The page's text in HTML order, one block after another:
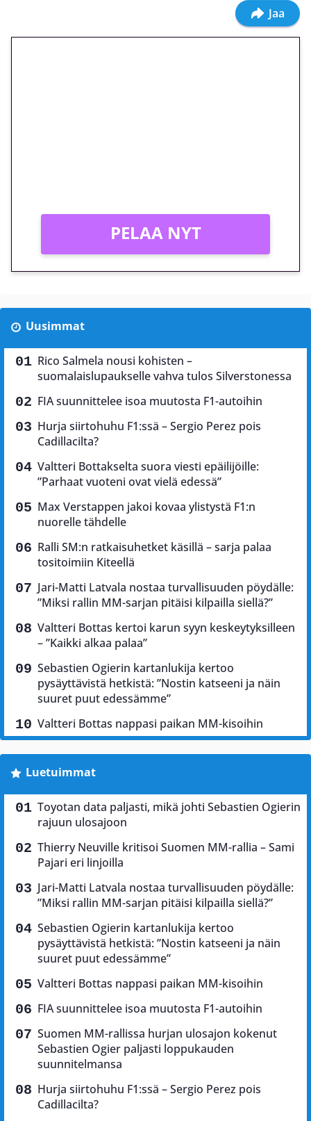
Jaa
PELAA NYT
Uusimmat
Rico Salmela nousi kohisten –
suomalaislupaukselle vahva tulos Silverstonessa
FIA suunnittelee isoa muutosta F1-autoihin
Hurja siirtohuhu F1:ssä – Sergio Perez pois
Cadillacilta?
Valtteri Bottakselta suora viesti epäilijöille:
”Parhaat vuoteni ovat vielä edessä”
Max Verstappen jakoi kovaa ylistystä F1:n
nuorelle tähdelle
Ralli SM:n ratkaisuhetket käsillä – sarja palaa
tositoimiin Kiteellä
Jari-Matti Latvala nostaa turvallisuuden pöydälle:
”Miksi rallin MM-sarjan pitäisi kilpailla siellä?”
Valtteri Bottas kertoi karun syyn keskeytyksilleen
– ”Kaikki alkaa palaa”
Sebastien Ogierin kartanlukija kertoo
pysäyttävistä hetkistä: ”Nostin katseeni ja näin
suuret puut edessämme”
Valtteri Bottas nappasi paikan MM-kisoihin
Luetuimmat
Toyotan data paljasti, mikä johti Sebastien Ogierin
rajuun ulosajoon
Thierry Neuville kritisoi Suomen MM-rallia – Sami
Pajari eri linjoilla
Jari-Matti Latvala nostaa turvallisuuden pöydälle:
”Miksi rallin MM-sarjan pitäisi kilpailla siellä?”
Sebastien Ogierin kartanlukija kertoo
pysäyttävistä hetkistä: ”Nostin katseeni ja näin
suuret puut edessämme”
Valtteri Bottas nappasi paikan MM-kisoihin
FIA suunnittelee isoa muutosta F1-autoihin
Suomen MM-rallissa hurjan ulosajon kokenut
Sebastien Ogier paljasti loppukauden
suunnitelmansa
Hurja siirtohuhu F1:ssä – Sergio Perez pois
Cadillacilta?